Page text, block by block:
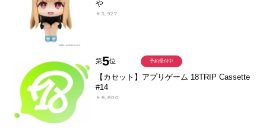
や
￥3,927
第5位
【カセット】アプリゲーム 18TRIP Cassette
#14
￥8,800
予約受付中